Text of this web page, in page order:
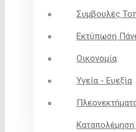
Συμβουλές
Εκτύπωση
Οικονομία
Υγεία - Ευεξία
Καταπολέμηση